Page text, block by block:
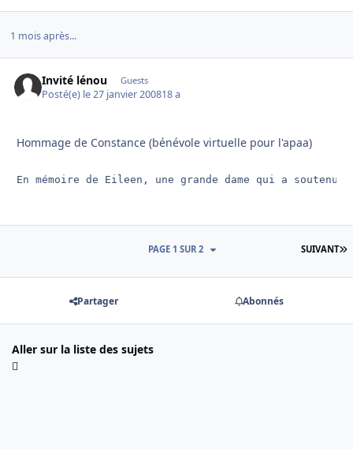
1 mois après...
Invité lénou Guests
Posté(e) le 27 janvier 200818 a
Hommage de Constance (bénévole virtuelle pour l'apaa)
En mémoire de Eileen, une grande dame qui a
SUIVANT
PAGE 1 SUR 2
Partager Abonnés
Aller sur la liste des sujets